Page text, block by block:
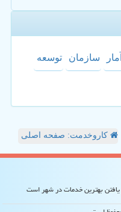
آمار سازمان توسعه
کاروخدمت: صفحه اصلی
بهترین خدمات در شهر است